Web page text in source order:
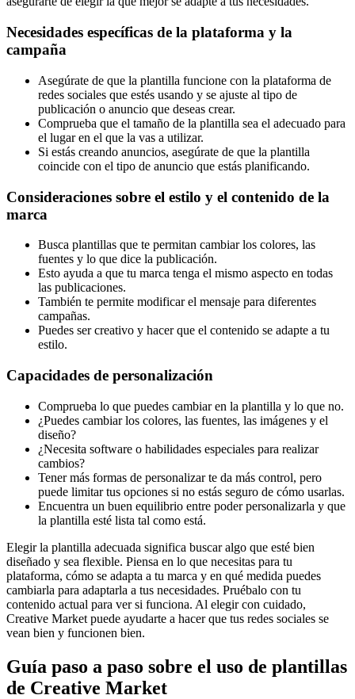
Necesidades específicas de la plataforma y la
campaña
Asegúrate de que la plantilla funcione con la plataforma de
redes sociales que estés usando y se ajuste al tipo de
publicación o anuncio que deseas crear.
Comprueba que el tamaño de la plantilla sea el adecuado para
el lugar en el que la vas a utilizar.
Si estás creando anuncios, asegúrate de que la plantilla
coincide con el tipo de anuncio que estás planificando.
Consideraciones sobre el estilo y el contenido de la
marca
Busca plantillas que te permitan cambiar los colores, las
fuentes y lo que dice la publicación.
Esto ayuda a que tu marca tenga el mismo aspecto en todas
las publicaciones.
También te permite modificar el mensaje para diferentes
campañas.
Puedes ser creativo y hacer que el contenido se adapte a tu
estilo.
Capacidades de personalización
Comprueba lo que puedes cambiar en la plantilla y lo que no.
¿Puedes cambiar los colores, las fuentes, las imágenes y el
diseño?
¿Necesita software o habilidades especiales para realizar
cambios?
Tener más formas de personalizar te da más control, pero
puede limitar tus opciones si no estás seguro de cómo usarlas.
Encuentra un buen equilibrio entre poder personalizarla y que
la plantilla esté lista tal como está.
Elegir la plantilla adecuada significa buscar algo que esté bien
diseñado y sea flexible. Piensa en lo que necesitas para tu
plataforma, cómo se adapta a tu marca y en qué medida puedes
cambiarla para adaptarla a tus necesidades. Pruébalo con tu
contenido actual para ver si funciona. Al elegir con cuidado,
Creative Market puede ayudarte a hacer que tus redes sociales se
vean bien y funcionen bien.
Guía paso a paso sobre el uso de plantillas
de Creative Market